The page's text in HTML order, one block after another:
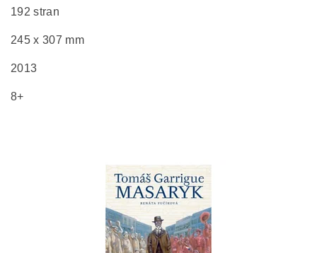
192 stran
245 x 307 mm
2013
8+